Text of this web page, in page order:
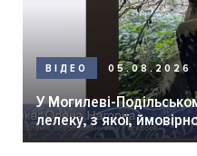
ВІДЕО 05.08.2026
У Могилеві-
лелеку, з якої,